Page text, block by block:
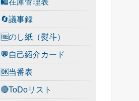
🔄議事録
🆓のし紙（熨斗）
💬自己紹介カード
🆗当番表
🔴ToDoリスト